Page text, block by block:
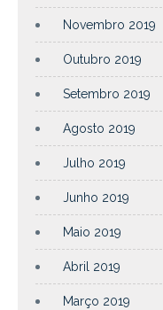
Novembro 2019
Outubro 2019
Setembro 2019
Agosto 2019
Julho 2019
Junho 2019
Maio 2019
Abril 2019
Março 2019